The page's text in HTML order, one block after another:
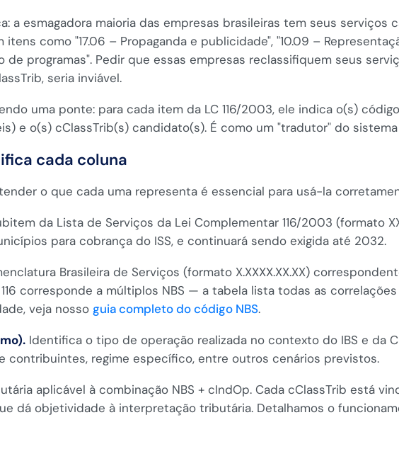
a esmagadora maioria das empresas brasileiras tem seus serviços
como "17.06 – Propaganda e publicidade", "10.09 –
programas". Pedir que essas empresas reclassifiquem seus
seria inviável.
uma ponte: para cada item da LC 116/2003, ele indica o(s)
e o(s) cClassTrib(s) candidato(s). É como um "tradutor" do
cada coluna
o que cada uma representa é essencial para usá-la
da Lista de Serviços da Lei Complementar 116/2003 (formato
para cobrança do ISS, e continuará sendo exigida até 2032.
Brasileira de Serviços (formato X.XXXX.XX.XX)
corresponde a múltiplos NBS — a tabela lista todas as
veja nosso guia completo do código NBS.
Identifica o tipo de operação realizada no contexto do IBS e da
contribuintes, regime específico, entre outros cenários previstos.
aplicável à combinação NBS + cIndOp. Cada cClassTrib está
dá objetividade à interpretação tributária. Detalhamos o